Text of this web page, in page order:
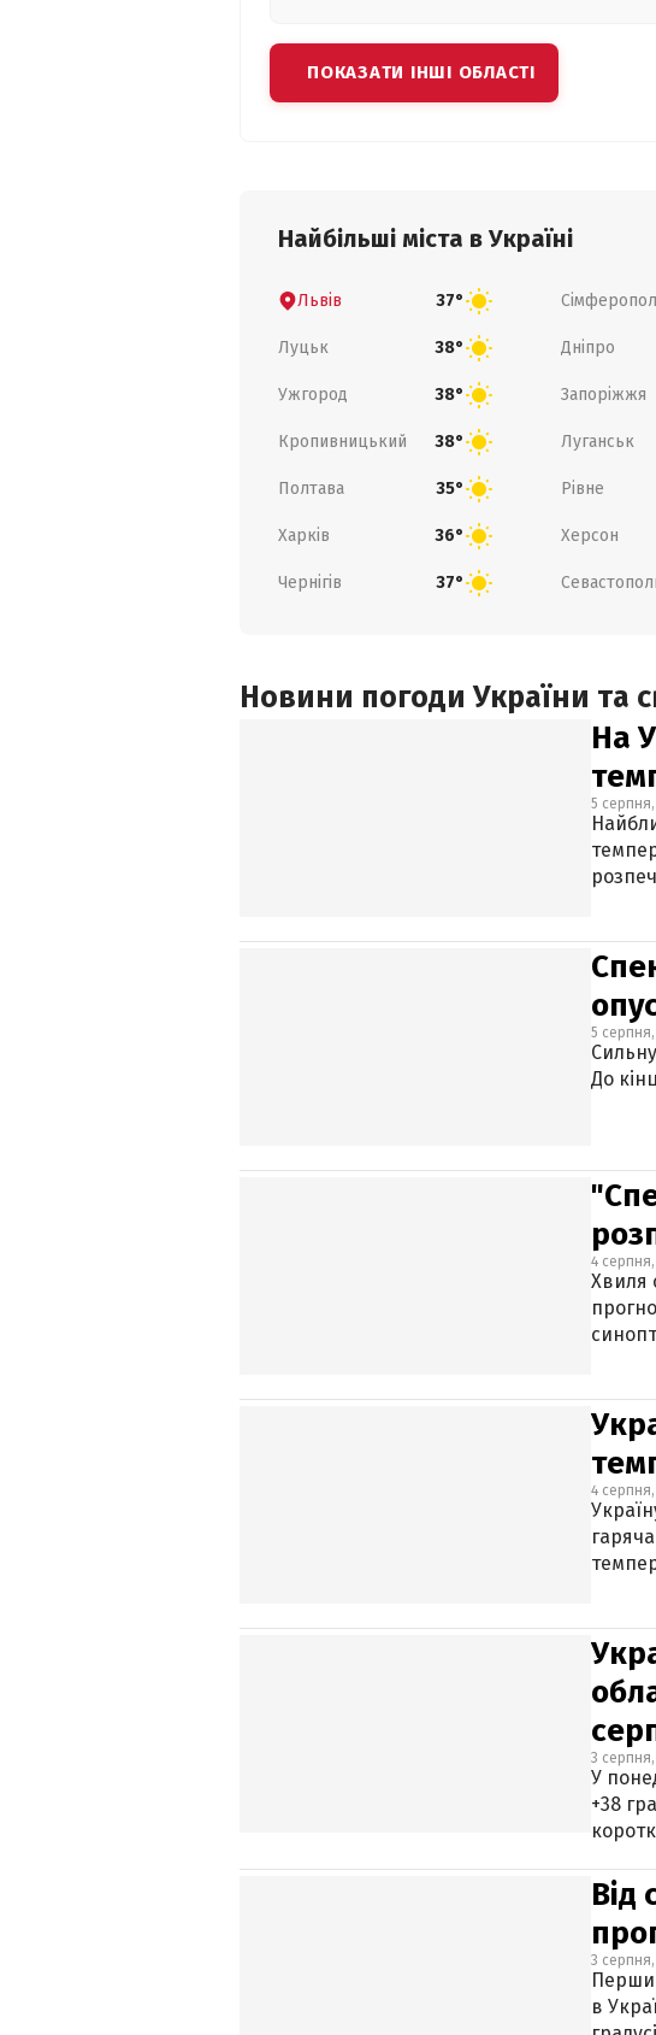
ПОКАЗАТИ ІНШІ ОБЛАСТІ
Найбільші міста в Україні
Львів 37°
Луцьк 38° Дніпро
Ужгород 38° Запоріжжя
Кропивницький 38° Луганськ
Полтава 35° Рівне
Харків 36° Херсон
Чернігів 37°
Новини погоди України та
На
5 серпня,
5 серпня,
До
4 серпня,
Хвиля
4 серпня,
3 серпня,
У
+38
Від
3 серпня,
в